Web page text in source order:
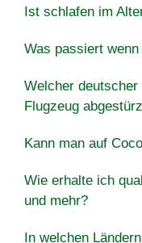
Ist schlafen im
Was passiert
Welcher
Flugzeug
Kann man auf
Wie erhalte ich
und mehr?
In welchen